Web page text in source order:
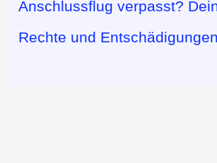
Anschlussflug verpasst?
Rechte und Entschädigungen